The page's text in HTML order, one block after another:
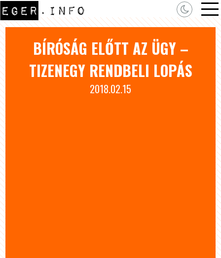
BÍRÓSÁG ELŐTT AZ ÜGY –
TIZENEGY RENDBELI LOPÁS
2018.02.15